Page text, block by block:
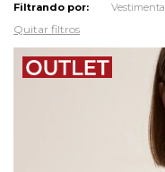
Filtrando por: Vestimenta
Quitar filtros